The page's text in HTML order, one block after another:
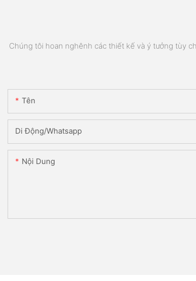
Chúng tôi hoan nghênh các thiết kế và ý tưởng tùy
Tên
Di Động/Whatsapp
Nội Dung